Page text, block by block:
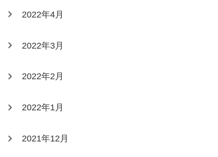
2022年4月
2022年3月
2022年2月
2022年1月
2021年12月